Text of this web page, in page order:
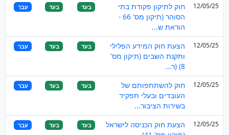
12/05/25
חוק לתיקון פקודת בתי
הסוהר (תיקון מס' 66 -
הוראת ש...
בעד בעד עבר
12/05/25
הצעת חוק המידע הפלילי
ותקנת השבים (תיקון מס'
8) (ר...
בעד בעד עבר
12/05/25
חוק להשתתפותם של
העובדים ובעלי תפקיד
בשירות הציבור...
בעד בעד עבר
12/05/25
הצעת חוק הכניסה לישראל
בעד בעד עבר